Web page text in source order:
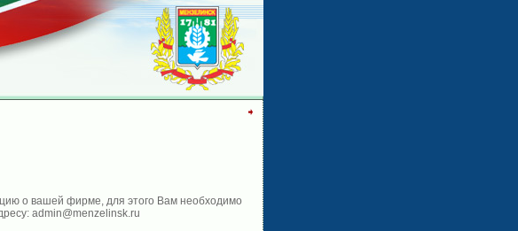
о вашей фирме, для этого Вам необходимо
admin@menzelinsk.ru